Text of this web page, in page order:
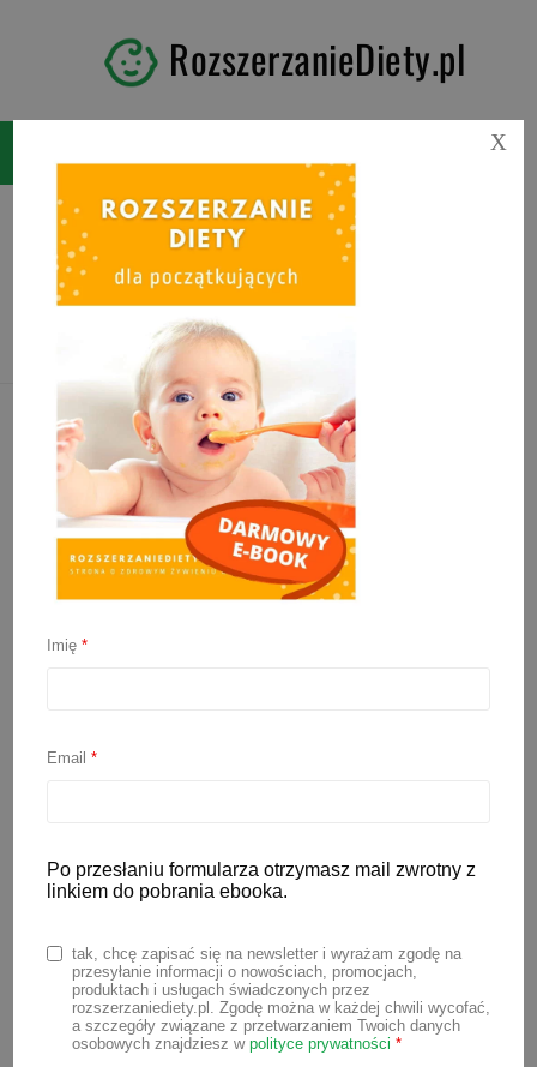
RozszerzanieDiety.pl
Kategoria:PLACUSZKI I
GOFRY
owocami
Pieczony naleśnik z owocami, czyli tzw.
śniadanie dla całej rodziny. Robi się w
zasadzie sam, wystarczy wymieszać
składniki, przelać do foremki i włożyć do
piekarnika. Jeśli potrzebujesz więcej
Imię*
Email*
Po przesłaniu formularza otrzymasz mail zwrotny z
linkiem do pobrania ebooka.
tak, chcę zapisać się na newsletter i wyrażam zgodę na
przesyłanie informacji o nowościach, promocjach,
produktach i usługach świadczonych przez
rozszerzaniediety.pl. Zgodę można w każdej chwili wycofać,
a szczegóły związane z przetwarzaniem Twoich danych
osobowych znajdziesz w polityce prywatności *
X